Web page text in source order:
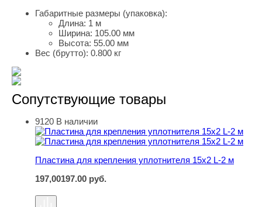
Габаритные размеры (упаковка):
Длина: 1 м
Ширина: 105.00 мм
Высота: 55.00 мм
Вес (брутто): 0.800 кг
Сопутствующие товары
Пластина для крепления уплотнителя 15х2 L-2 м
9120 В наличии
Пластина для крепления уплотнителя 15х2 L-2 м
197,00197.00 руб.